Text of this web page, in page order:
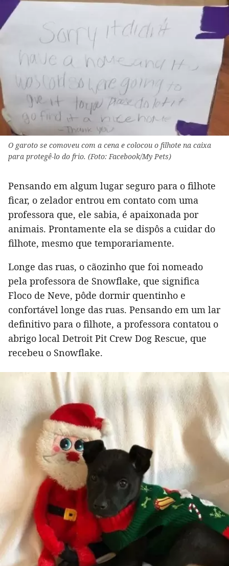
O garoto se comoveu com a cena e colocou o filhote na caixa
para protegê-lo do frio. (Foto: Facebook/My Pets)
Pensando em algum lugar seguro para o filhote
ficar, o zelador entrou em contato com uma
professora que, ele sabia, é apaixonada por
animais. Prontamente ela se dispôs a cuidar do
filhote, mesmo que temporariamente.
Longe das ruas, o cãozinho que foi nomeado
pela professora de Snowflake, que significa
Floco de Neve, pôde dormir quentinho e
confortável longe das ruas. Pensando em um lar
definitivo para o filhote, a professora contatou o
abrigo local Detroit Pit Crew Dog Rescue, que
recebeu o Snowflake.